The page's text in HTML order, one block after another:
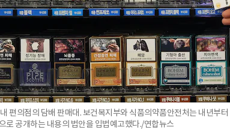
편의점의 담배 판매대. 보건복지부와 식품의약품안전처는 내년부
로 공개하는 내용의 법안을 입법예고했다./연합뉴스